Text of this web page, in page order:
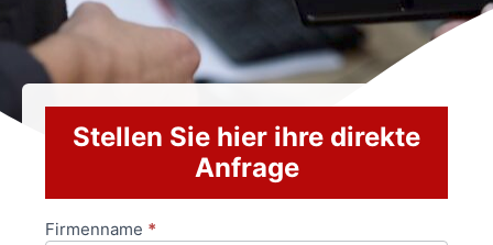
Stellen Sie hier ihre direkte
Anfrage
Anfrageformular
Firmenname *